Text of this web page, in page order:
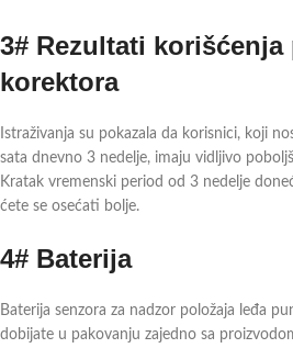
3# Rezultati korišćenja
korektora
Istraživanja su pokazala da korisnici, koji
sata dnevno 3 nedelje, imaju vidljivo
Kratak vremenski period od 3 nedelje
ćete se osećati bolje.
4# Baterija
Baterija senzora za nadzor položaja leđa
dobijate u pakovanju zajedno sa